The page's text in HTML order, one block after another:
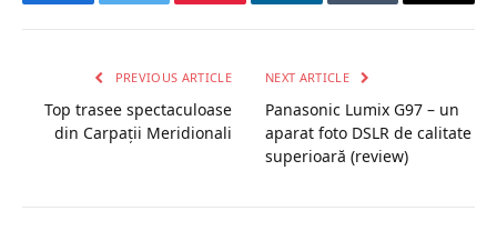
PREVIOUS ARTICLE
Top trasee spectaculoase
din Carpații Meridionali
NEXT ARTICLE
Panasonic Lumix G97 – un
aparat foto DSLR de calitate
superioară (review)